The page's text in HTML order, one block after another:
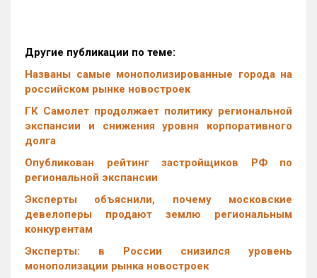
Другие публикации по теме:
Названы самые монополизированные города на
российском рынке новостроек
ГК Самолет продолжает политику региональной
экспансии и снижения уровня корпоративного
долга
Опубликован рейтинг застройщиков РФ по
региональной экспансии
Эксперты объяснили, почему московские
девелоперы продают землю региональным
конкурентам
Эксперты: в России снизился уровень
монополизации рынка новостроек